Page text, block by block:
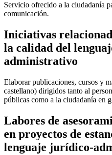
Servicio ofrecido a la ciudadanía
comunicación.
Iniciativas
la calidad del
administrativo
Elaborar publicaciones, cursos y
castellano) dirigidos tanto al
públicas como a la ciudadanía en
Labores de
en proyectos de
lenguaje jurídico-